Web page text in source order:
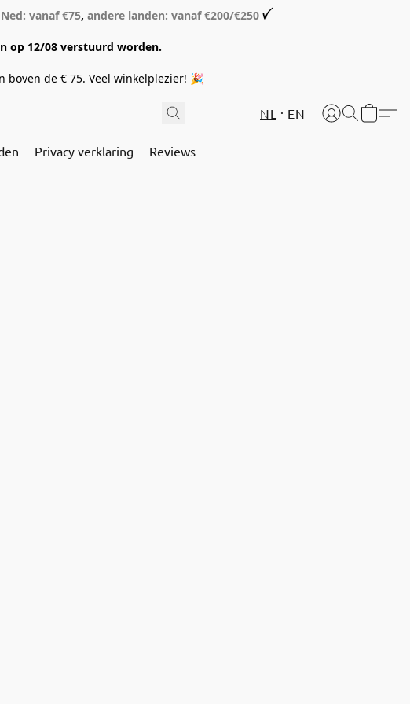
vanaf €75, andere landen: vanaf €200/€250 ꪜ
op 12/08 verstuurd worden.
boven de € 75. Veel winkelplezier! 🎉
NL EN
Privacy verklaring Reviews